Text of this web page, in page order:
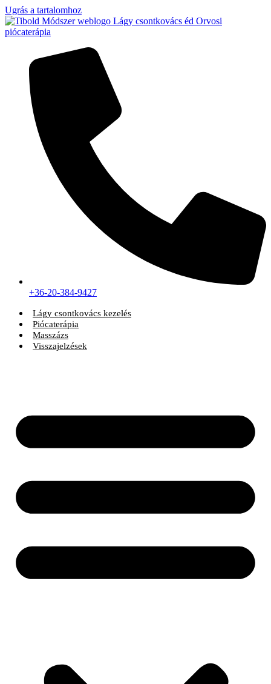
Ugrás a tartalomhoz
+36-20-384-9427
Lágy csontkovács kezelés
Piócaterápia
Masszázs
Visszajelzések